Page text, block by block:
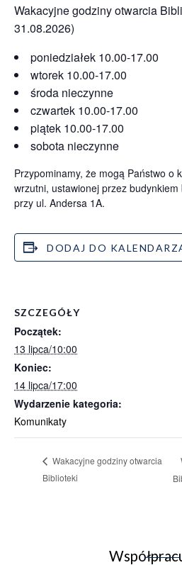
Wakacyjne godziny otwarcia
31.08.2026)
poniedziałek 10.00-17.00
wtorek 10.00-17.00
środa nieczynne
czwartek 10.00-17.00
piątek 10.00-17.00
sobota nieczynne
Przypominamy, że mogą Państwo o
wrzutni, ustawionej przez
przy ul. Andersa 1A.
DODAJ DO
SZCZEGÓŁY
Początek:
13 lipca/10:00
Koniec:
14 lipca/17:00
Wydarzenie kategoria:
Komunikaty
Wakacyjne godziny otwarcia
Biblioteki